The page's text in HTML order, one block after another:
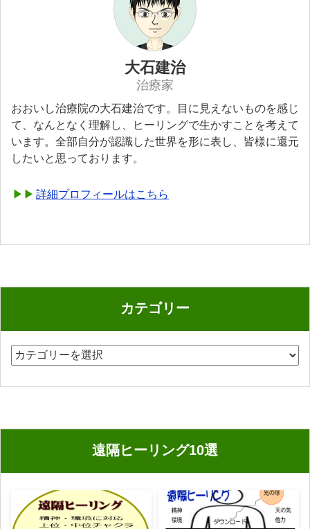
大石建治
治療家
おおいし治療院の大石建治です。目に見えないものを感じ
て、なんとなく理解し、ヒーリングで生かすことを考えて
います。全部自分が認識した世界を形に表し、皆様に還元
したいと思っております。
詳細プロフィールはこちら
カテゴリー
カ
ー
遠隔ヒーリング10選